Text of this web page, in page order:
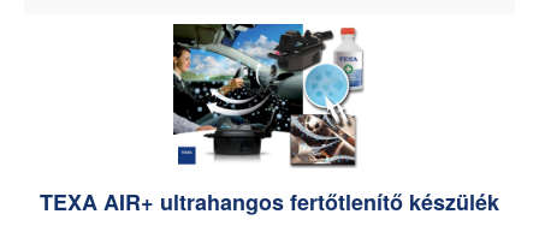
TEXA AIR+ ultrahangos fertőtlenítő készülék